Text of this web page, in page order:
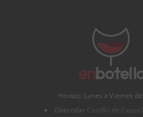
Horario: Lunes a Viernes de
Dirección: Castillo de Capua